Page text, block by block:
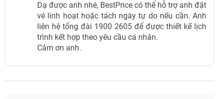
Dạ được anh nhé, BestPrice có thể hỗ trợ anh đặt
vé linh hoạt hoặc tách ngày tự do nếu cần. Anh
liên hệ tổng đài 1900 2605 để được thiết kế lịch
trình kết hợp theo yêu cầu cá nhân.
Cảm ơn anh.